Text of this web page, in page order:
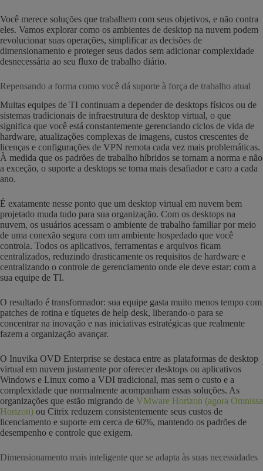
Você merece soluções que trabalhem com seus objetivos, e não contra
eles. Vamos explorar como os ambientes de desktop na nuvem podem
revolucionar suas operações, simplificar as decisões de
dimensionamento e proteger seus dados sem adicionar complexidade
desnecessária ao seu fluxo de trabalho diário.
Repensando a forma como você dá suporte à força de trabalho atual
Muitas equipes de TI continuam a depender de desktops físicos ou de
sistemas tradicionais de infraestrutura de desktop virtual, o que
significa que você está constantemente gerenciando ciclos de vida de
hardware, atualizações complexas de imagens, custos crescentes de
licenças e configurações de VPN remota cada vez mais problemáticas.
À medida que os padrões de trabalho híbridos se tornam a norma e não
a exceção, o suporte a desktops se torna mais desafiador e caro a cada
ano.
É exatamente nesse ponto que um desktop virtual em nuvem bem
projetado muda tudo para sua organização. Com os desktops na
nuvem, os usuários acessam o ambiente de trabalho familiar por meio
de uma conexão segura com um ambiente hospedado que você
controla. Todos os aplicativos, ferramentas e arquivos ficam
centralizados, reduzindo drasticamente os requisitos de hardware e
centralizando o controle de gerenciamento onde ele deve estar: com a
sua equipe de TI.
O resultado é transformador: sua equipe gasta muito menos tempo com
patches de rotina e tíquetes de help desk, liberando-o para se
concentrar na inovação e nas iniciativas estratégicas que realmente
fazem a organização avançar.
O Inuvika OVD Enterprise se destaca entre as plataformas de desktop
virtual em nuvem justamente por oferecer desktops ou aplicativos
Windows e Linux como a VDI tradicional, mas sem o custo e a
complexidade que normalmente acompanham essas soluções. As
organizações que estão migrando de VMware Horizon (agora Omnissa
Horizon) ou Citrix reduzem consistentemente seus custos de
licenciamento e suporte em cerca de 60%, mantendo os padrões de
desempenho e controle que exigem.
Dimensionamento mais inteligente que se adapta às suas necessidades